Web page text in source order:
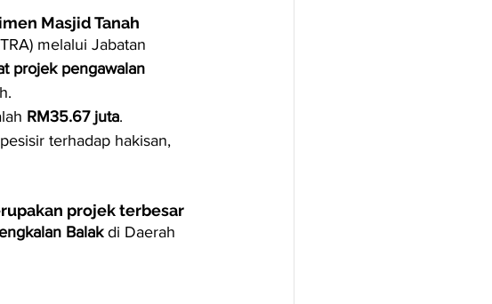
Masjid Tanah
melalui Jabatan
projek pengawalan
RM35.67 juta.
terhadap hakisan,
projek terbesar
Balak di Daerah